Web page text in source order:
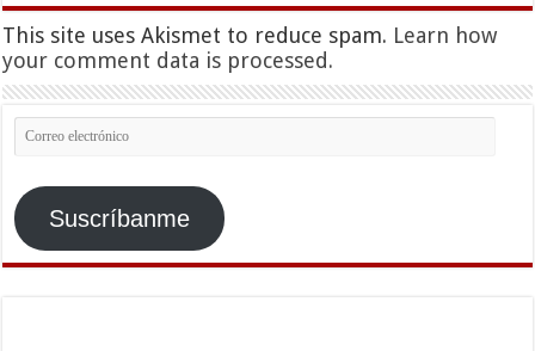
This site uses Akismet to reduce spam. Learn how
your comment data is processed.
Correo
electrónico
Suscríbanme